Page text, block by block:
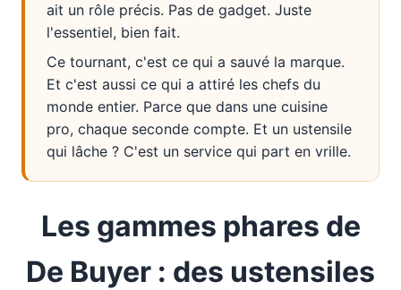
ait un rôle précis. Pas de gadget. Juste
l'essentiel, bien fait.
Ce tournant, c'est ce qui a sauvé la marque.
Et c'est aussi ce qui a attiré les chefs du
monde entier. Parce que dans une cuisine
pro, chaque seconde compte. Et un ustensile
qui lâche ? C'est un service qui part en vrille.
Les gammes phares de
De Buyer : des ustensiles